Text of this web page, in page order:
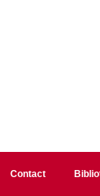
Contact